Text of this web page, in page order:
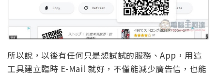
所以說，以後有任何只是想試試的服務、App，用這
工具建立臨時 E-Mail 就好，不僅能減少廣告信，也能